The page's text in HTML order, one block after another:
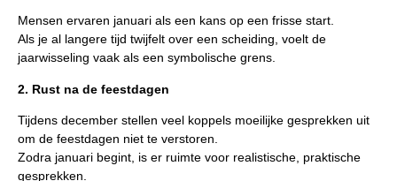
Mensen ervaren januari als een kans op een frisse start.
Als je al langere tijd twijfelt over een scheiding, voelt de
jaarwisseling vaak als een symbolische grens.
2. Rust na de feestdagen
Tijdens december stellen veel koppels moeilijke gesprekken uit
om de feestdagen niet te verstoren.
Zodra januari begint, is er ruimte voor realistische, praktische
gesprekken.